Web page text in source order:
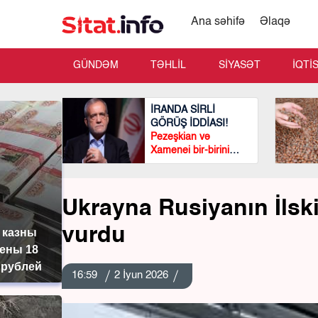
казны
18
Ana səhifə Əlaqə
GÜNDƏM TƏHLİL SİYASƏT
İRANDA SİRLİ
GÖRÜŞ İDDİASI!
Pezeşkian və
Xamenei bir-birini
görmədən
Ukrayna Rusiyanın
vurdu
16:59 2 İyun 2026